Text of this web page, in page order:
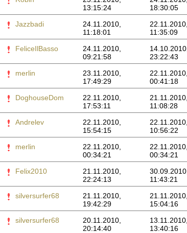
13:15:24
18:30:05
Jazzbadi
24.11.2010,
11:18:01
22.11.2010,
11:35:09
FeliceIlBasso
24.11.2010,
09:21:58
14.10.2010,
23:22:43
merlin
23.11.2010,
17:49:29
22.11.2010,
00:41:18
DoghouseDom
22.11.2010,
17:53:11
21.11.2010,
11:08:28
Andrelev
22.11.2010,
15:54:15
22.11.2010,
10:56:22
merlin
22.11.2010,
00:34:21
22.11.2010,
00:34:21
Felix2010
21.11.2010,
22:24:13
30.09.2010,
11:43:21
silversurfer68
21.11.2010,
19:42:29
21.11.2010,
15:04:16
silversurfer68
20.11.2010,
20:14:40
13.11.2010,
13:40:16